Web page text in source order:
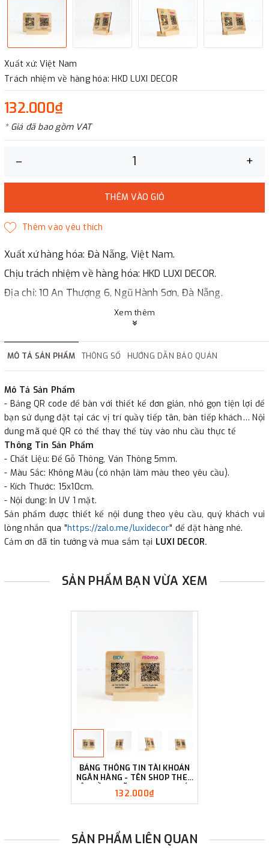
Xuất xứ: Việt Nam
Trách nhiệm về hàng hóa: HKD LUXI DECOR
132.000₫
* Giá đã bao gồm VAT
– +
THÊM VÀO GIỎ
Xuất xứ hàng hóa: Đà Nẵng, Việt Nam.
Chịu trách nhiệm về hàng hóa: HKD LUXI DECOR.
Địa chỉ: 10 An Thượng 6, Ngũ Hành Sơn, Đà Nẵng.
✔Đáp ứng đầy đủ giấy tờ báo giá, hợp đồng.
✔Xuất hóa đơn GTGT cho công ty.
Xem thêm
MÔ TẢ SẢN PHẨM THÔNG SỐ HƯỚNG DẪN BẢO QUẢN
Mô Tả Sản Phẩm
- Bảng QR code để bàn với thiết kế đơn giản, nhỏ gọn tiện lợi để
bạn sử dụng đặt tại các vị trí quầy tiếp tân, bàn tiếp khách… Nội
dung mã qué QR có thể thay thế tùy vào nhu cầu thực tế
Thông Tin Sản Phẩm
- Chất Liệu: Đế Gỗ Thông, Ván Thông 5mm.
- Màu Sắc: Không Màu (có nhận làm màu theo yêu cầu).
- Kích Thước: 15x10cm.
- Nội dung: In UV 1 mặt.
Sản phẩm được thiết kế nội dung theo yêu cầu, quý khách vui
lòng nhắn qua "https://zalo.me/luxidecor" để đặt hàng nhé.
Cảm ơn đã tin tưởng và mua sắm tại LUXI DECOR.
SẢN PHẨM BẠN VỪA XEM
BẢNG THÔNG TIN TÀI KHOẢN
NGÂN HÀNG - TÊN SHOP THEO
YÊU CẦU / MÃ QR THANH TOÁN
BẰNG GỖ - LUXI DECOR
132.000₫
SẢN PHẨM LIÊN QUAN